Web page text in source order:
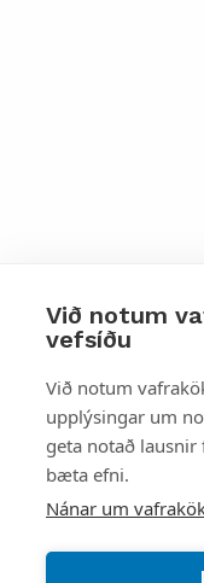
Við notum
vefsíðu
Við notum
upplýsingar um
geta notað
bæta efni.
Nánar um
Styttu þér
Mest